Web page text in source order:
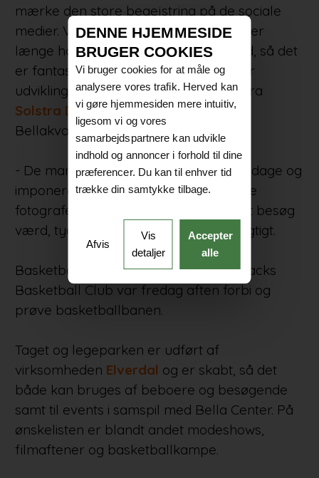
mærke den store begejstring på de sociale
medier. Vi ved, at sports- og legepladser
længe har været efterspurgt i Ørestad, så det
er fantastisk, at vi nu kan åbne, udtaler
udviklingsdirektør Søren Raae Teisen fra
Solstra Development, der udvikler
Bellakvarter. Han tilføjer:
- De mange besøg i løbet af de første dage og
imponerende dronebilleder fra dygtige
fotografer, som synes vores tag var et besøg
værd, tyder på, at vi har gjort noget rigtigt.
Basketballspillere fra Ørestad Silverbacks
Basketball Club var fredag aften forbi og
prøve basketballbanen.
Taget og legeparken er udført af
virksomheden Elverdal og er skabt, så det
både kan bruges af beboere og besøgende
samt til events i samspil med Bella Center. På
ønskelisten er blandt andet modeshows,
filmaftener og basketballkampe.
DENNE HJEMMESIDE
BRUGER COOKIES
Vi bruger cookies for at måle og
analysere vores trafik. Herved kan
vi gøre hjemmesiden mere intuitiv,
ligesom vi og vores
samarbejdspartnere kan udvikle
indhold og annoncer i forhold til dine
præferencer. Du kan til enhver tid
trække din samtykke tilbage.
Afvis
Vis
detaljer
Accepter
alle